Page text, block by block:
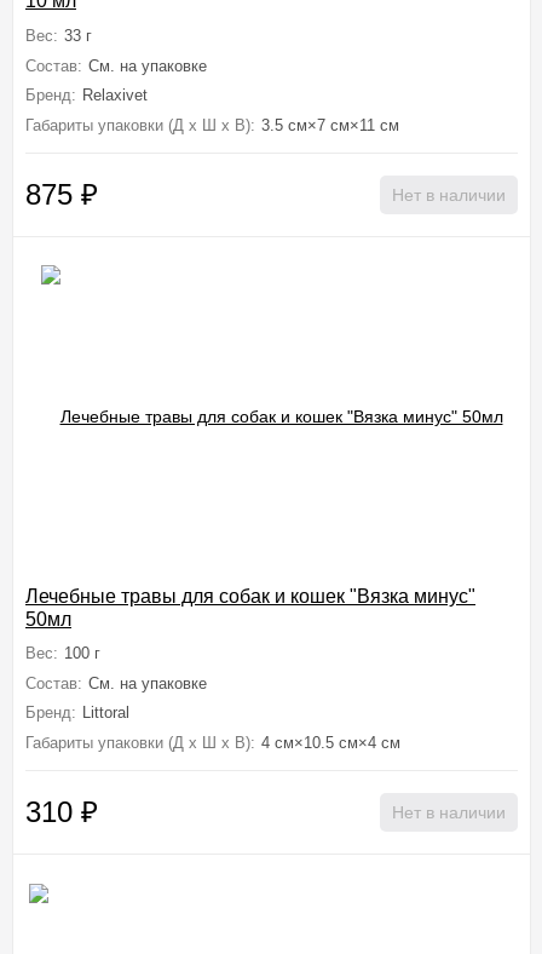
Вес: 33 г
Состав: См. на упаковке
Бренд: Relaxivet
Габариты упаковки (Д х Ш х В): 3.5 см×7 см×11 см
875 ₽ Нет в наличии
Лечебные травы для собак и кошек "Вязка минус"
50мл
Вес: 100 г
Состав: См. на упаковке
Бренд: Littoral
Габариты упаковки (Д х Ш х В): 4 см×10.5 см×4 см
310 ₽ Нет в наличии